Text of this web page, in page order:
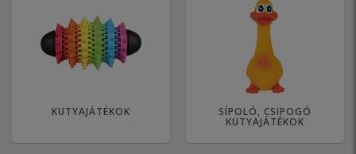
KUTYAJÁTÉKOK SÍPOLÓ, CSIPOGÓ
KUTYAJÁTÉKOK